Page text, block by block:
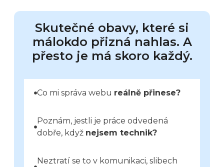
Skutečné obavy, které si
málokdo přizná nahlas. A
přesto je má skoro každý.
Co mi správa webu reálně přinese?
Poznám, jestli je práce odvedená
dobře, když nejsem technik?
Neztratí se to v komunikaci, slibech